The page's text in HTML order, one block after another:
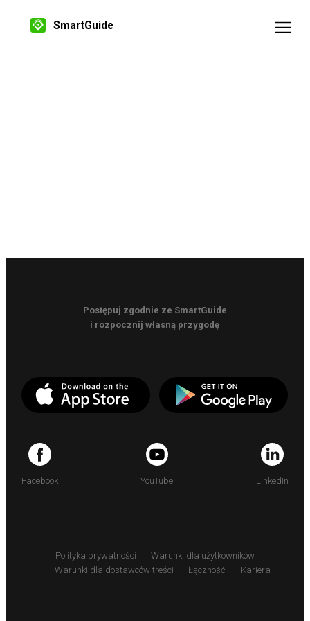
SmartGuide
Postępuj zgodnie ze SmartGuide
i rozpocznij własną przygodę
Facebook YouTube LinkedIn
Polityka prywatności
Warunki dla użytkowników
Warunki dla dostawców treści
Łączność Kariera